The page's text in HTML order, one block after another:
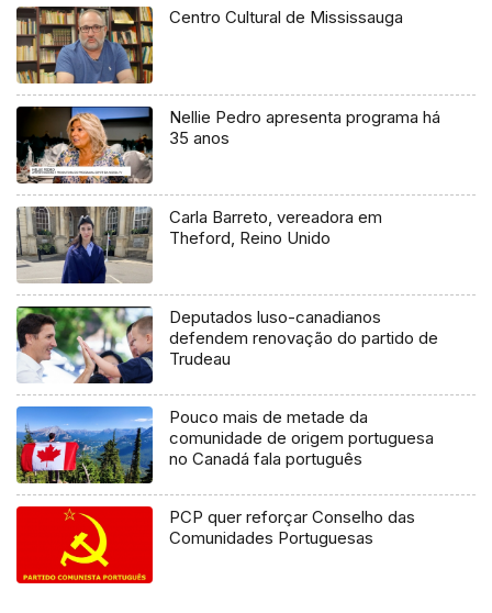
Centro Cultural de Mississauga
Nellie Pedro apresenta programa há
35 anos
Carla Barreto, vereadora em
Theford, Reino Unido
Deputados luso-canadianos
defendem renovação do partido de
Trudeau
Pouco mais de metade da
comunidade de origem portuguesa
no Canadá fala português
PCP quer reforçar Conselho das
Comunidades Portuguesas